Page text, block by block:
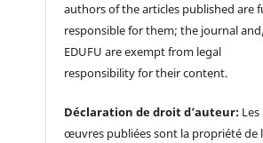
authors of the articles published are
responsible for them; the journal
EDUFU are exempt from legal
responsibility for their content.
Déclaration de droit d’auteur: Les
œuvres publiées sont la propriété de